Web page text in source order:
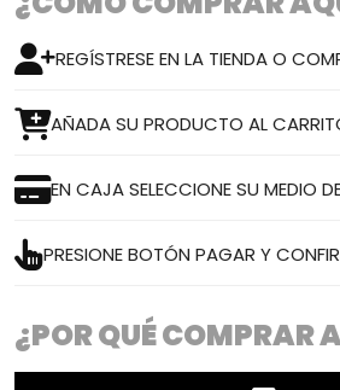
REGÍSTRESE EN LA TIENDA O
AÑADA SU PRODUCTO AL
EN CAJA SELECCIONE SU MEDIO
PRESIONE BOTÓN PAGAR Y
¿POR QUÉ COMPRAR